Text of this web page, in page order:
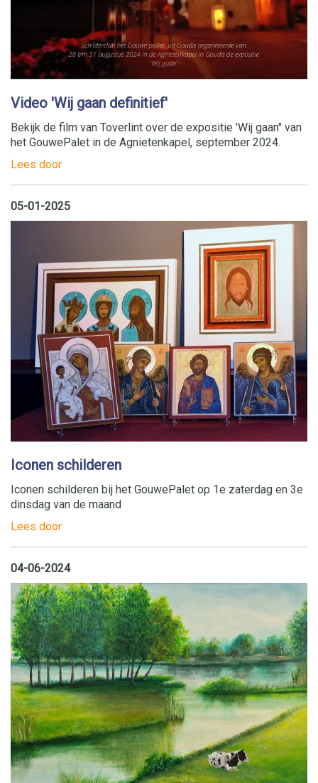
Video 'Wij gaan definitief'
Bekijk de film van Toverlint over de expositie 'Wij gaan" van
het GouwePalet in de Agnietenkapel, september 2024.
Lees door
05-01-2025
Iconen schilderen
Iconen schilderen bij het GouwePalet op 1e zaterdag en 3e
dinsdag van de maand
Lees door
04-06-2024